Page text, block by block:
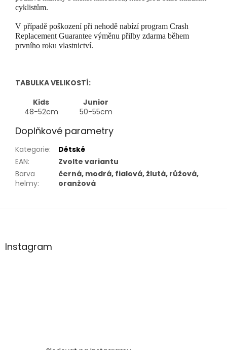
cyklistům.
V případě poškození při nehodě nabízí program Crash
Replacement Guarantee výměnu přilby zdarma během
prvního roku vlastnictví.
TABULKA VELIKOSTÍ:
Kids
Junior
48-52cm
50-55cm
Doplňkové parametry
Kategorie:
Dětské
EAN:
Zvolte variantu
Barva
helmy:
černá, modrá, fialová, žlutá, růžová,
oranžová
Z
aInstagram